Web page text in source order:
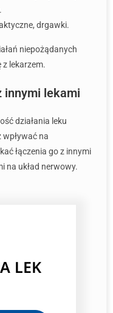
drgawki.
niepożądanych
lekarzem.
innymi lekami
działania leku
na
łączenia go z innymi
na układ nerwowy.
LEK